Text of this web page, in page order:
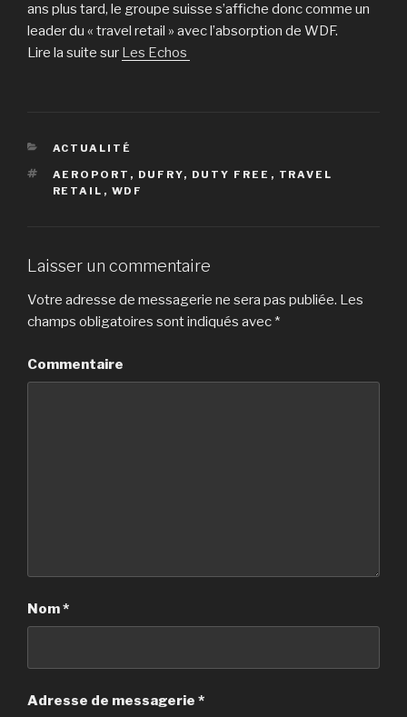
ans plus tard, le groupe suisse s’affiche donc comme un
leader du « travel retail » avec l’absorption de WDF.
Lire la suite sur Les Echos
CATÉGORIES
ACTUALITÉ
ÉTIQUETTES
AEROPORT , DUFRY, DUTY FREE , TRAVEL
RETAIL , WDF
Laisser un commentaire
Votre adresse de messagerie ne sera pas publiée. Les
champs obligatoires sont indiqués avec *
Commentaire
Nom*
Adresse de messagerie *